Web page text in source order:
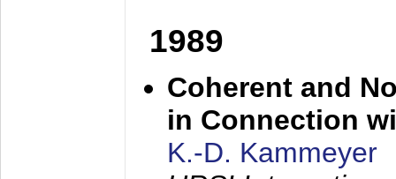
1989
Coherent and
in Connection
K.-D. Kammeyer